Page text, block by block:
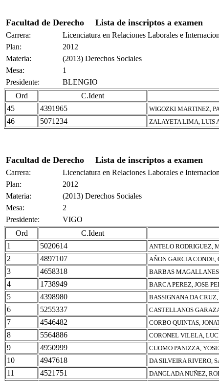
Facultad de Derecho Lista de inscriptos a examen
Carrera:
Licenciatura en Relaciones Laborales e
Plan:
2012
Materia:
(2013) Derechos Sociales
Mesa:
1
Presidente:
BLENGIO
Ord
C.Ident
45
4391965 WIGOZKI MARTINEZ,
46 5071234 ZALAYETA LIMA, LUIS
Facultad de Derecho Lista de inscriptos a examen
Carrera:
Licenciatura en Relaciones Laborales e
Plan:
2012
Materia:
(2013) Derechos Sociales
Mesa:
2
Presidente:
VIGO
Ord
C.Ident
1
5020614 ANTELO RODRIGUEZ,
2 4897107 AÑON GARCIA
3 4658318 BARBAS
4 1738949 BARCA PEREZ, JOSE
5 4398980 BASSIGNANA DA
6 5255337 CASTELLANOS
7 4546482 CORBO QUINTAS,
8 5564886 CORONEL VILELA,
9 4950999 CUOMO PANIZZA,
10 4947618 DA SILVEIRA RIVERO,
11 4521751 DANGLADA NUÑEZ,